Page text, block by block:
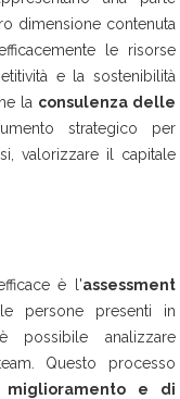
dimensione contenuta
le risorse
e la sostenibilità
la consulenza delle
strategico per
valorizzare il capitale
è l'assessment
persone presenti in
possibile analizzare
Questo processo
e di